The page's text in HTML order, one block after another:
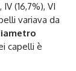
IV (16,7%), VI
variava da
capelli è